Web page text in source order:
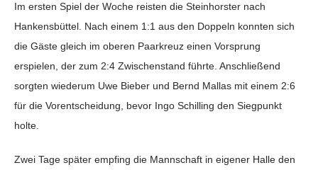
Im ersten Spiel der Woche reisten die Steinhorster nach
Hankensbüttel. Nach einem 1:1 aus den Doppeln konnten sich
die Gäste gleich im oberen Paarkreuz einen Vorsprung
erspielen, der zum 2:4 Zwischenstand führte. Anschließend
sorgten wiederum Uwe Bieber und Bernd Mallas mit einem 2:6
für die Vorentscheidung, bevor Ingo Schilling den Siegpunkt
holte.
Zwei Tage später empfing die Mannschaft in eigener Halle den